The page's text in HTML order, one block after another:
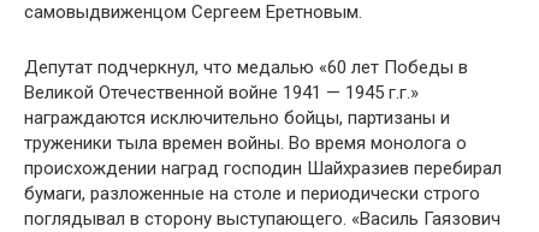
самовыдвиженцом Сергеем Еретновым.
Депутат подчеркнул, что медалью «60 лет Победы в
Великой Отечественной войне 1941 — 1945 г.г.»
награждаются исключительно бойцы, партизаны и
труженики тыла времен войны. Во время монолога о
происхождении наград господин Шайхразиев перебирал
бумаги, разложенные на столе и периодически строго
поглядывал в сторону выступающего. «Василь Гаязович